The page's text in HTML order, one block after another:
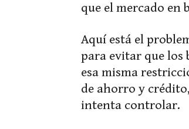
que el mercado en
Aquí está el
para evitar que los
esa misma
de ahorro y
intenta controlar.